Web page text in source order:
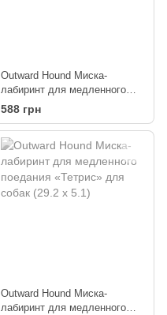
Outward Hound Миска-
лабиринт для медленного
поедания для соба,
оранжевая (20.2 х 5)
588 грн
Outward Hound Миска-
лабиринт для медленного